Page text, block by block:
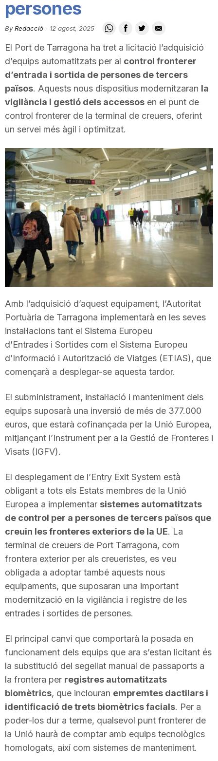
i
t
a
t
d
e
T
a
o
a
persones
By Redacció - 12 agost, 2025
El Port de Tarragona ha tret a licitació l’adquisició
d’equips automatitzats per al control fronterer
d’entrada i sortida de persones de tercers
països. Aquests nous dispositius modernitzaran la
vigilància i gestió dels accessos en el punt de
control fronterer de la terminal de creuers, oferint
un servei més àgil i optimitzat.
Amb l’adquisició d’aquest equipament, l’Autoritat
Portuària de Tarragona implementarà en les seves
instal·lacions tant el Sistema Europeu
d’Entrades i Sortides com el Sistema Europeu
d’Informació i Autorització de Viatges (ETIAS), que
començarà a desplegar-se aquesta tardor.
El subministrament, instal·lació i manteniment dels
equips suposarà una inversió de més de 377.000
euros, que estarà cofinançada per la Unió Europea,
mitjançant l’Instrument per a la Gestió de Fronteres i
Visats (IGFV).
El desplegament de l’Entry Exit System està
obligant a tots els Estats membres de la Unió
Europea a implementar sistemes automatitzats
de control per a persones de tercers països que
creuin les fronteres exteriors de la UE. La
terminal de creuers de Port Tarragona, com
frontera exterior per als creueristes, es veu
obligada a adoptar també aquests nous
equipaments, que suposaran una important
modernització en la vigilància i registre de les
entrades i sortides de persones.
El principal canvi que comportarà la posada en
funcionament dels equips que ara s’estan licitant és
la substitució del segellat manual de passaports a
la frontera per registres automatitzats
biomètrics, que inclouran empremtes dactilars i
identificació de trets biomètrics facials. Per a
poder-los dur a terme, qualsevol punt fronterer de
la Unió haurà de comptar amb equips tecnològics
homologats, així com sistemes de manteniment.